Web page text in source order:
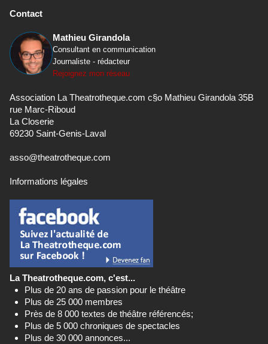
Contact
Mathieu Girandola
Consultant en communication
Journaliste - rédacteur
Rejoignez mon réseau
Association La Theatrotheque.com c§o Mathieu Girandola 35B
rue Marc-Riboud
La Closerie
69230 Saint-Genis-Laval
asso@theatrotheque.com
Informations légales
La Theatrotheque.com, c'est...
Plus de 20 ans de passion pour le théâtre
Plus de 25 000 membres
Près de 8 000 textes de théâtre référencés;
Plus de 5 000 chroniques de spectacles
Plus de 30 000 annonces...